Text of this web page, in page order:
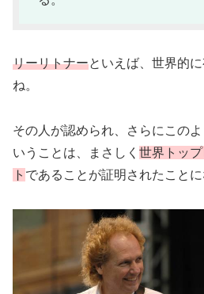
リーリトナーといえば、世界的
ね。
その人が認められ、さらにこの
いうことは、まさしく 世界トッ
ト であることが証明されたことに